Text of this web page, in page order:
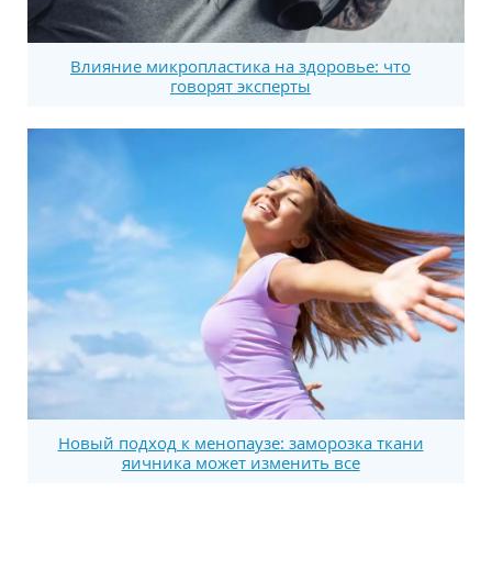
Влияние микропластика на здоровье: что
говорят эксперты
Новый подход к менопаузе: заморозка ткани
яичника может изменить все